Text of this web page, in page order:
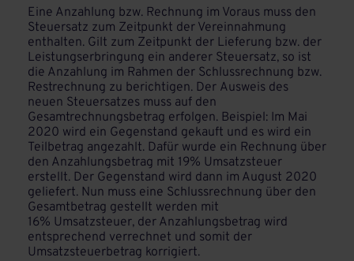
Eine Anzahlung bzw. Rechnung im Voraus muss den
Steuersatz zum Zeitpunkt der Vereinnahmung
enthalten. Gilt zum Zeitpunkt der Lieferung bzw. der
Leistungserbringung ein anderer Steuersatz, so ist
die Anzahlung im Rahmen der Schlussrechnung bzw.
Restrechnung zu berichtigen. Der Ausweis des
neuen Steuersatzes muss auf den
Gesamtrechnungsbetrag erfolgen. Beispiel: Im Mai
2020 wird ein Gegenstand gekauft und es wird ein
Teilbetrag angezahlt. Dafür wurde ein Rechnung über
den Anzahlungsbetrag mit 19% Umsatzsteuer
erstellt. Der Gegenstand wird dann im August 2020
geliefert. Nun muss eine Schlussrechnung über den
Gesamtbetrag gestellt werden mit
16% Umsatzsteuer, der Anzahlungsbetrag wird
entsprechend verrechnet und somit der
Umsatzsteuerbetrag korrigiert.